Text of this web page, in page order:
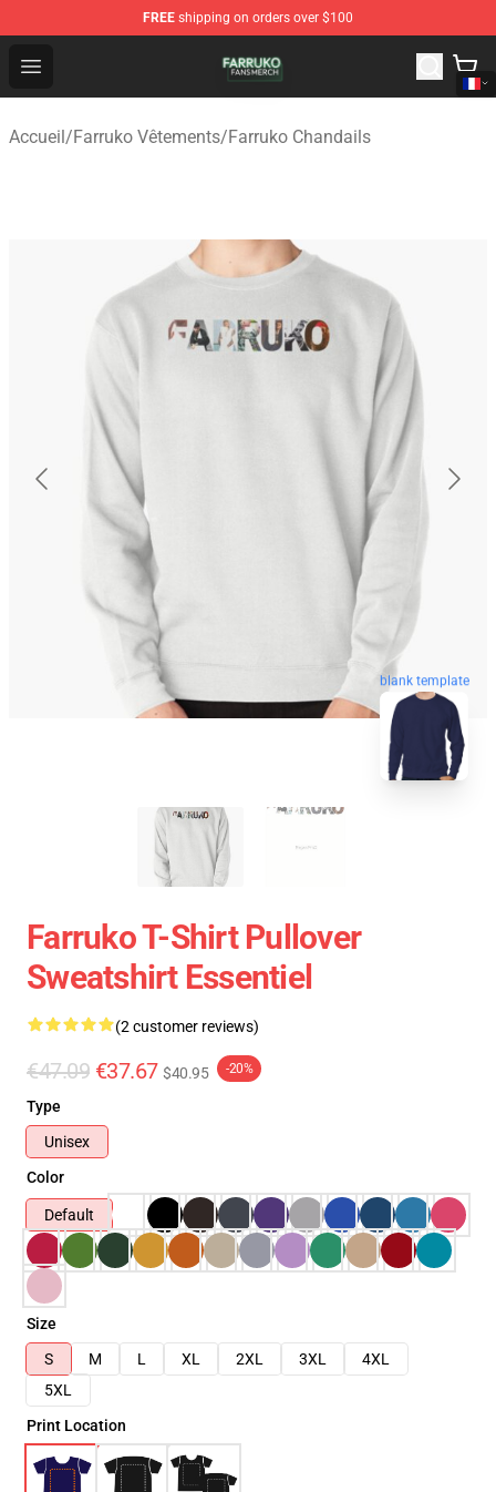
FREE shipping on orders over $100
Open menu
Farruko Shop - Official Farruko Merchandise Store
Accueil/Farruko Vêtements/Farruko Chandails
blank template
Farruko T-Shirt Pullover
Sweatshirt Essentiel
(2 customer reviews)
€47.09 €37.67 $40.95 -20%
Type
Unisex
Color
Default
Size
S
M L XL 2XL 3XL
4XL
5XL
Print Location